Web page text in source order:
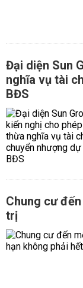
Đại diện Sun
nghĩa vụ tài
BĐS
Chung cư
trị